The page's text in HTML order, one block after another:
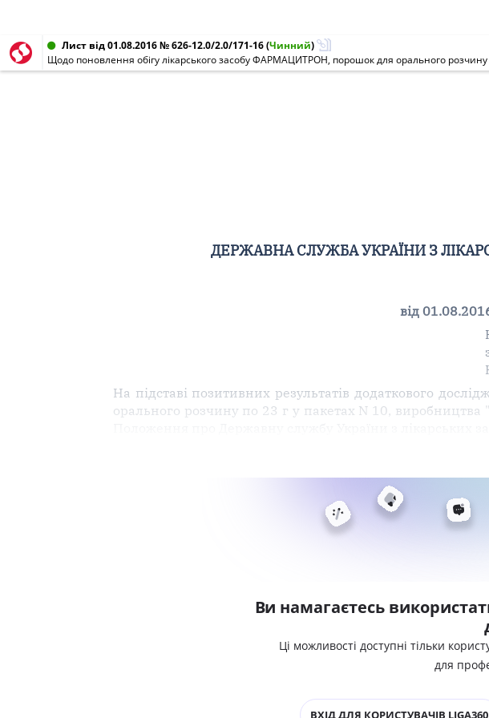
Лист від 01.08.2016 № 626-12.0/2.0/171-16(Чинний)
Щодо поновлення обігу лікарського засобу ФАРМАЦИТРОН, порошок для орального
ДЕРЖАВНА СЛУЖБА УКРАЇНИ З
від
На підставі позитивних результатів додаткового
орального розчину по 23 г у пакетах N 10,
Ви намагаєтесь
Ці можливості доступні тільки
для
ВХІД ДЛЯ КОРИСТУВАЧІВ LIGA360